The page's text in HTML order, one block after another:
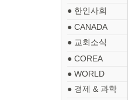
● 한인사회
● CANADA
● 교회소식
● COREA
● WORLD
● 경제 & 과학